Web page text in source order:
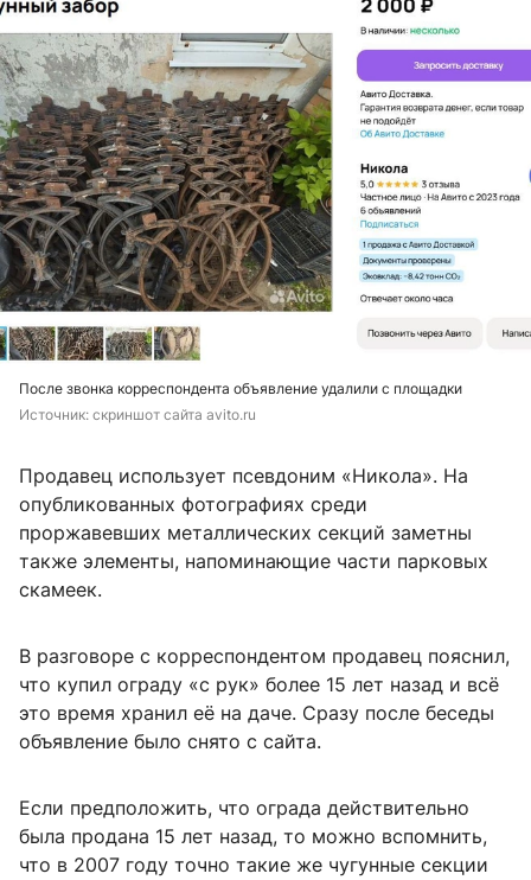
После звонка корреспондента объявление удалили с площадки
Источник: скриншот сайта avito.ru
Продавец использует псевдоним «Никола». На
опубликованных фотографиях среди
проржавевших металлических секций заметны
также элементы, напоминающие части парковых
скамеек.
В разговоре с корреспондентом продавец пояснил,
что купил ограду «с рук» более 15 лет назад и всё
это время хранил её на даче. Сразу после беседы
объявление было снято с сайта.
Если предположить, что ограда действительно
была продана 15 лет назад, то можно вспомнить,
что в 2007 году точно такие же чугунные секции